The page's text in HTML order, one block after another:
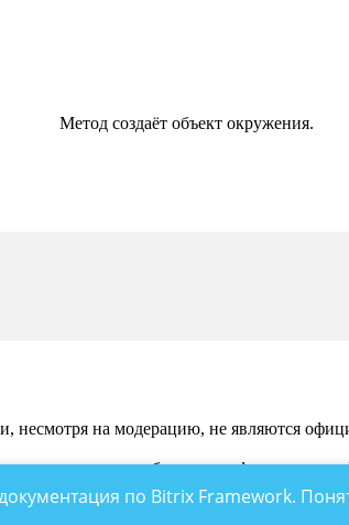
Метод создаёт объект окружения.
несмотря на модерацию, не являются
местом для обсуждения
по Bitrix Framework.